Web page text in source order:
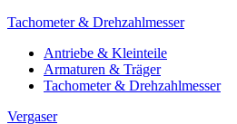
Tachometer & Drehzahlmesser
Antriebe & Kleinteile
Armaturen & Träger
Tachometer & Drehzahlmesser
Vergaser